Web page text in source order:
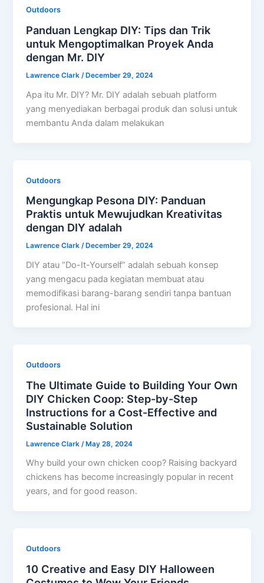
Outdoors
Panduan Lengkap DIY: Tips dan Trik
untuk Mengoptimalkan Proyek Anda
dengan Mr. DIY
Lawrence Clark/December 29, 2024
Apa itu Mr. DIY? Mr. DIY adalah sebuah platform
yang menyediakan berbagai produk dan solusi untuk
membantu Anda dalam melakukan
Outdoors
Mengungkap Pesona DIY: Panduan
Praktis untuk Mewujudkan Kreativitas
dengan DIY adalah
Lawrence Clark/ December 29, 2024
DIY atau “Do-It-Yourself” adalah sebuah konsep
yang mengacu pada kegiatan membuat atau
memodifikasi barang-barang sendiri tanpa bantuan
profesional. Hal ini
Outdoors
The Ultimate Guide to Building Your Own
DIY Chicken Coop: Step-by-Step
Instructions for a Cost-Effective and
Sustainable Solution
Lawrence Clark /May 28, 2024
Why build your own chicken coop? Raising backyard
chickens has become increasingly popular in recent
years, and for good reason.
Outdoors
10 Creative and Easy DIY Halloween